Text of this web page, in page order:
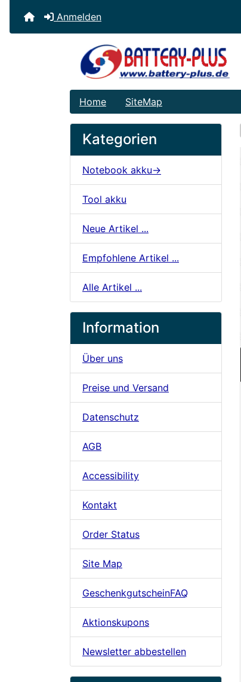
Anmelden
Home SiteMap
Kategorien
Notebook akku->
Tool akku
Neue Artikel ...
Empfohlene Artikel ...
Alle Artikel ...
Information
Über uns
Preise und Versand
Datenschutz
AGB
Accessibility
Kontakt
Order Status
Site Map
GeschenkgutscheinFAQ
Aktionskupons
Newsletter abbestellen